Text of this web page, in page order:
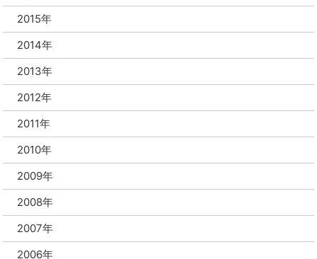
2015年
2014年
2013年
2012年
2011年
2010年
2009年
2008年
2007年
2006年